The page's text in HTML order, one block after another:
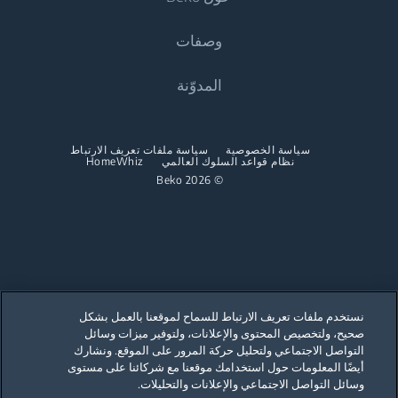
المواقد والأفران المدمجة
المواقد المسطحة المدمجة
المجمدات والثلاجات المدمجة
الطهي
المواقد والأفران المدمجة
المواقد المسطحة المدمجة
الشفاطات المدمجة
نبذة عنا
عروض الرعاية
وصفات
المدوّنة
© 2026 Beko
سياسة الخصوصية
سياسة ملفات تعريف الارتباط
نظام قواعد السلوك العالمي
HomeWhiz
Our parent company, Beko has 55,000 employees throughout the world
with its global operations through its subsidiaries in 57 countries and 45
production facilities in 13 countries
(i.e. Türkiye, UK, Italy, Romania, Slovakia, Poland, South Africa, Russia,
Pakistan, India, Bangladesh, Thailand and China).
نستخدم ملفات تعريف الارتباط للسماح لموقعنا بالعمل بشكل
صحيح، ولتخصيص المحتوى والإعلانات، ولتوفير ميزات وسائل
التواصل الاجتماعي ولتحليل حركة المرور على الموقع. ونشارك
أيضًا المعلومات حول استخدامك موقعنا مع شركائنا على مستوى
وسائل التواصل الاجتماعي والإعلانات والتحليلات.